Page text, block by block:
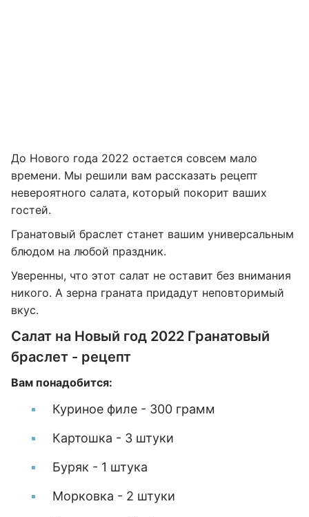
До Нового года 2022 остается совсем мало
времени. Мы решили вам рассказать рецепт
невероятного салата, который покорит ваших
гостей.
Гранатовый браслет станет вашим универсальным
блюдом на любой праздник.
Уверенны, что этот салат не оставит без внимания
никого. А зерна граната придадут неповторимый
вкус.
Салат на Новый год 2022 Гранатовый
браслет - рецепт
Вам понадобится:
Куриное филе - 300 грамм
Картошка - 3 штуки
Буряк - 1 штука
Морковка - 2 штуки